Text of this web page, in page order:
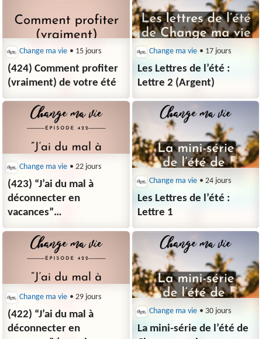
Change ma vie • 15 jours
(424) Comment profiter
(vraiment) de votre été
Change ma vie • 17 jours
Les Lettres de l’été :
Lettre 2 (Argent)
Change ma vie • 22 jours
(423) “J’ai du mal à
déconnecter en
vacances”
(spécial boulot)
Change ma vie • 24 jours
Les Lettres de l’été :
Lettre 1
Change ma vie • 29 jours
(422) “J’ai du mal à
déconnecter en
Change ma vie • 30 jours
La mini-série de l’été de